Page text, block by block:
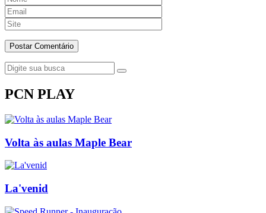
PCN PLAY
Volta às aulas Maple Bear
La'venid